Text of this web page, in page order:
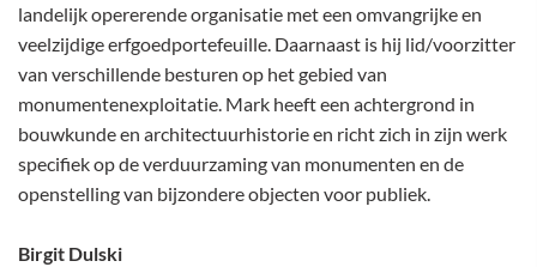
landelijk opererende organisatie met een omvangrijke en
veelzijdige erfgoedportefeuille. Daarnaast is hij lid/voorzitter
van verschillende besturen op het gebied van
monumentenexploitatie. Mark heeft een achtergrond in
bouwkunde en architectuurhistorie en richt zich in zijn werk
specifiek op de verduurzaming van monumenten en de
openstelling van bijzondere objecten voor publiek.
Birgit Dulski